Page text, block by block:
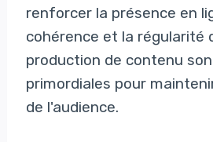
renforcer la présence en
cohérence et la régularité
production de contenu
primordiales pour
de l'audience.